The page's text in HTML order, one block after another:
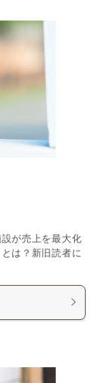
が売上を最大化
は？新旧読者に